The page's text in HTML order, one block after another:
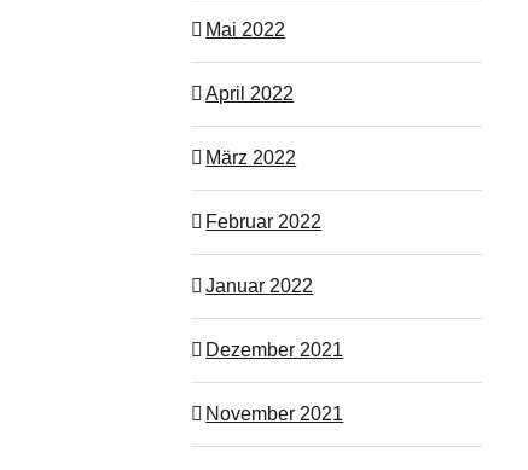
Mai 2022
April 2022
März 2022
Februar 2022
Januar 2022
Dezember 2021
November 2021